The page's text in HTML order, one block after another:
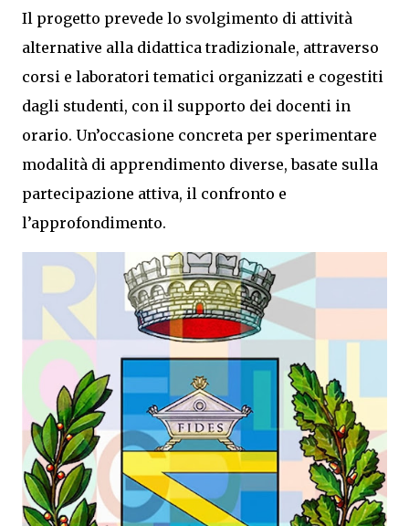
Il progetto prevede lo svolgimento di attività
alternative alla didattica tradizionale, attraverso
corsi e laboratori tematici organizzati e cogestiti
dagli studenti, con il supporto dei docenti in
orario. Un’occasione concreta per sperimentare
modalità di apprendimento diverse, basate sulla
partecipazione attiva, il confronto e
l’approfondimento.